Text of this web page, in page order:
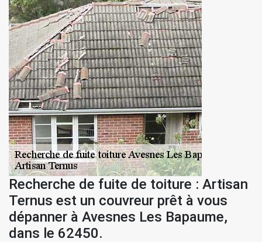
Recherche de fuite de toiture : Artisan
Ternus est un couvreur prêt à vous
dépanner à Avesnes Les Bapaume,
dans le 62450.